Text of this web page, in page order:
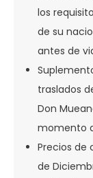
los
de su
antes de
traslados
Don
momento
Precios de
de